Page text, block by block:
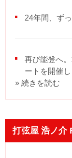
24年間、ず
再び能登へ
ートを開催
» 続きを読む
打弦屋 浩ノ介